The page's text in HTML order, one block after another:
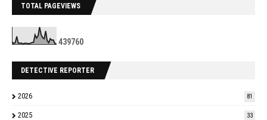
TOTAL PAGEVIEWS
439760
DETECTIVE REPORTER
2026 81
2025 33